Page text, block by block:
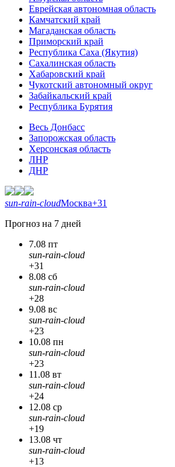
Еврейская автономная область
Камчатский край
Магаданская область
Приморский край
Республика Саха (Якутия)
Сахалинская область
Хабаровский край
Чукотский автономный округ
Забайкальский край
Республика Бурятия
Весь Донбасс
Запорожская область
Херсонская область
ЛНР
ДНР
sun-rain-cloudМосква+31
Прогноз на 7 дней
7.08 пт
sun-rain-cloud
+31
8.08 сб
sun-rain-cloud
+28
9.08 вс
sun-rain-cloud
+23
10.08 пн
sun-rain-cloud
+23
11.08 вт
sun-rain-cloud
+24
12.08 ср
sun-rain-cloud
+19
13.08 чт
sun-rain-cloud
+13